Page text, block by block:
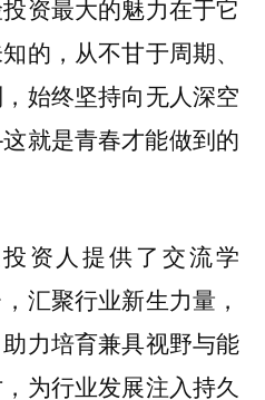
资最大的魅力在于它
的，从不甘于周期、
始终坚持向无人深空
就是青春才能做到的
资人提供了交流学
汇聚行业新生力量，
力培育兼具视野与能
为行业发展注入持久